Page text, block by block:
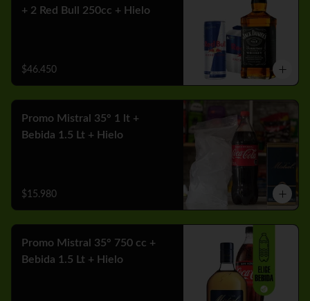
+ 2 Red Bull 250cc + Hielo
$46.450
Promo Mistral 35° 1 lt +
Bebida 1.5 Lt + Hielo
$15.980
Promo Mistral 35° 750 cc +
Bebida 1.5 Lt + Hielo